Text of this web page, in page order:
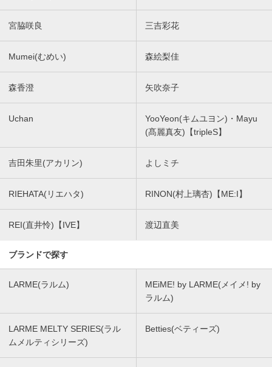
宮脇咲良 三吉彩花
Mumei(むめい) 森絵梨佳
森香澄 矢吹奈子
Uchan
YooYeon(キムユヨン)・Mayu
(髙麗真友)【tripleS】
吉田朱里(アカリン) よしミチ
RIEHATA(リエハタ) RINON(村上璃杏)【ME:I】
REI(直井怜)【IVE】 渡辺直美
ブランドで探す
LARME(ラルム)
MEiME! by LARME(メイメ! by
ラルム)
LARME MELTY SERIES(ラル
ムメルティシリーズ)
Betties(ベティーズ)